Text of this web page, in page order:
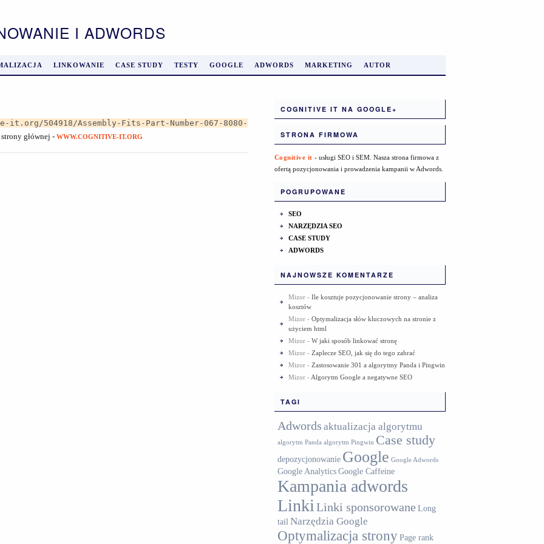
I ADWORDS
LINKOWANIE CASE STUDY TESTY GOOGLE ADWORDS MARKETING AUTOR
it.org/504918/Assembly-Fits-Part-Number-067-8080-
głównej - WWW.COGNITIVE-IT.ORG
COGNITIVE IT NA GOOGLE+
STRONA FIRMOWA
Cognitive it - usługi SEO i SEM. Nasza strona firmowa z
ofertą pozycjonowania i prowadzenia kampanii w Adwords.
POGRUPOWANE
SEO
NARZĘDZIA SEO
CASE STUDY
ADWORDS
NAJNOWSZE KOMENTARZE
Mizor- Ile kosztuje pozycjonowanie strony – analiza
kosztów
Mizor- Optymalizacja słów kluczowych na stronie z
użyciem html
Mizor- W jaki sposób linkować stronę
Mizor- Zaplecze SEO, jak się do tego zabrać
Mizor- Zastosowanie 301 a algorytmy Panda i Pingwin
Mizor- Algorytm Google a negatywne SEO
TAGI
Adwords aktualizacja algorytmu
algorytm Panda algorytm Pingwin Case study
depozycjonowanie Google Google Adwords
Google AnalyticsGoogle Caffeine
Kampania adwords
Linki Linki sponsorowane Long
tail Narzędzia Google
Optymalizacja stronyPage rank